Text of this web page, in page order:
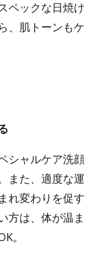
ペックな日焼け
、肌トーンもケ
シャルケア洗顔
また、適度な運
れ変わりを促す
方は、体が温ま
。